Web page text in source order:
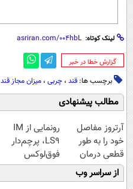
لینک کوتاه:
‌گزارش خطا در خبر
برچسب ها: قند ، چربی ، میزان مجاز قند
مطالب پیشنهادی
آرتروز مفاصل
خود را به طور
قطعی درمان
کنید!
◗پرسش‌نامه◖
رونمایی از IM
LS9، پرچم‌دار
فوق‌لوکس
EREV وارد بازار
ایران شد
از سراسر وب